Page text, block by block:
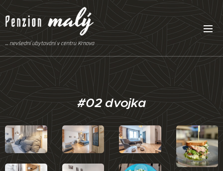
... nevšední ubytování v centru Krnova
#02 dvojka